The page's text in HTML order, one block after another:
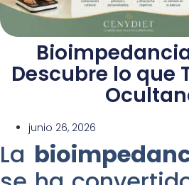
Descubre lo que
junio 26, 2026
La